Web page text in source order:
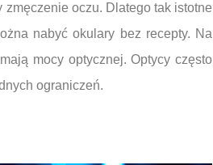
oczu. Dlatego tak istotne
nabyć okulary bez recepty. Na
mocy optycznej. Optycy często
ograniczeń.